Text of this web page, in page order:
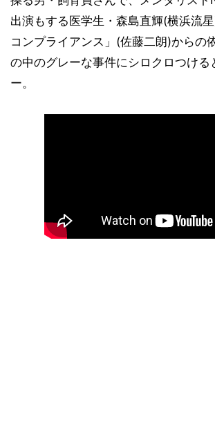
出演もする医学生・森島直輝(横浜流
コンプライアンス」(佐藤二朗)からの
の中のグレーな事件にシロクロつける
ー。